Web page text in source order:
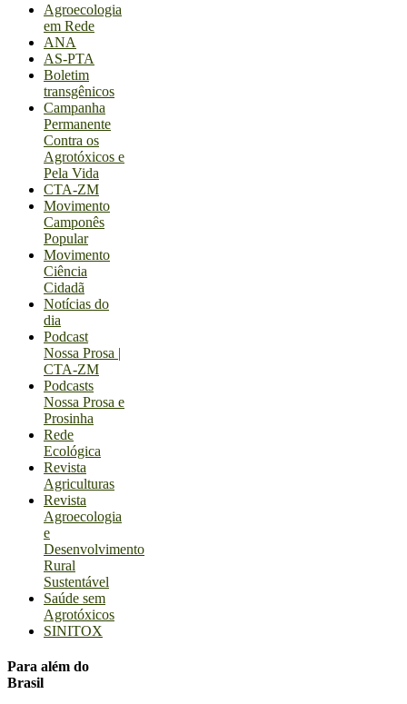
Agroecologia
em Rede
ANA
AS-PTA
Boletim
transgênicos
Campanha
Permanente
Contra os
Agrotóxicos e
Pela Vida
CTA-ZM
Movimento
Camponês
Popular
Movimento
Ciência
Cidadã
Notícias do
dia
Podcast
Nossa Prosa |
CTA-ZM
Podcasts
Nossa Prosa e
Prosinha
Rede
Ecológica
Revista
Agriculturas
Revista
Agroecologia
e
Desenvolvimento
Rural
Sustentável
Saúde sem
Agrotóxicos
SINITOX
Para além do
Brasil